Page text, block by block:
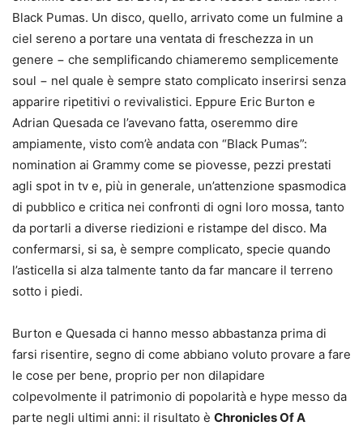
Black Pumas. Un disco, quello, arrivato come un fulmine a
ciel sereno a portare una ventata di freschezza in un
genere − che semplificando chiameremo semplicemente
soul − nel quale è sempre stato complicato inserirsi senza
apparire ripetitivi o revivalistici. Eppure Eric Burton e
Adrian Quesada ce l’avevano fatta, oseremmo dire
ampiamente, visto com’è andata con “Black Pumas”:
nomination ai Grammy come se piovesse, pezzi prestati
agli spot in tv e, più in generale, un’attenzione spasmodica
di pubblico e critica nei confronti di ogni loro mossa, tanto
da portarli a diverse riedizioni e ristampe del disco. Ma
confermarsi, si sa, è sempre complicato, specie quando
l’asticella si alza talmente tanto da far mancare il terreno
sotto i piedi.
Burton e Quesada ci hanno messo abbastanza prima di
farsi risentire, segno di come abbiano voluto provare a fare
le cose per bene, proprio per non dilapidare
colpevolmente il patrimonio di popolarità e hype messo da
parte negli ultimi anni: il risultato è Chronicles Of A